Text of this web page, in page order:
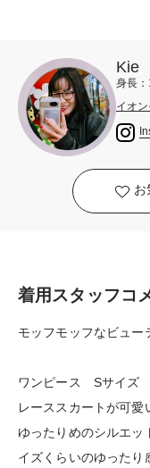
Kie
身長
イオ
お
着用スタッフコ
モッフモッフなビュ
ワンピース Sサイズ
レーススカートが可愛
ゆったりめのシルエッ
イズくらいのゆったり